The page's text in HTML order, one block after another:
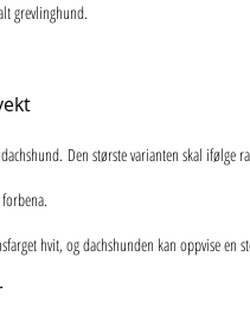
grevlinghund.
Den største varianten skal ifølge
hvit, og dachshunden kan oppvise en